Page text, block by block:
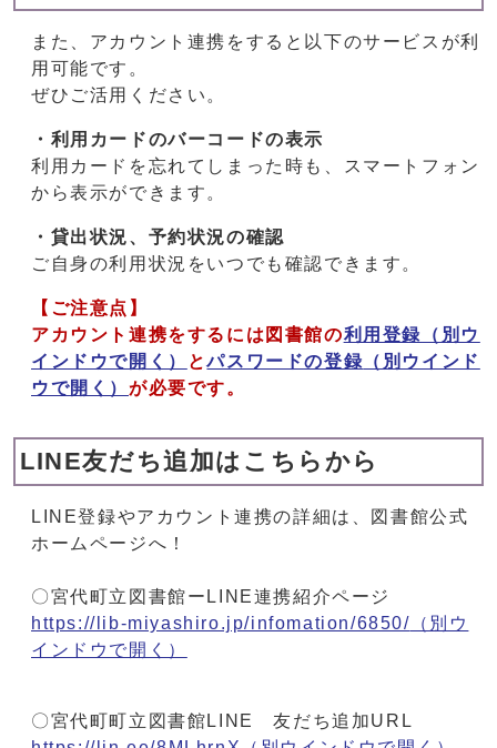
また、アカウント連携をすると以下のサービスが利
用可能です。
ぜひご活用ください。
・利用カードのバーコードの表示
利用カードを忘れてしまった時も、スマートフォン
から表示ができます。
・貸出状況、予約状況の確認
ご自身の利用状況をいつでも確認できます。
【ご注意点】
アカウント連携をするには図書館の利用登録 （別ウ
インドウで開く）
とパスワードの登録 （別ウインド
ウで開く） が必要です。
LINE友だち追加はこちらから
LINE登録やアカウント連携の詳細は、図書館公式
ホームページへ！
〇宮代町立図書館ーLINE連携紹介ページ
https://lib-miyashiro.jp/infomation/6850/ （別ウ
インドウで開く）
〇宮代町町立図書館LINE 友だち追加URL